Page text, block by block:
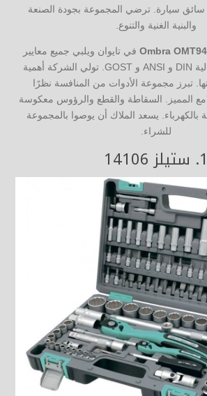
سائق سيارة. ترضي المجموعة بجودة الصنعة
والبنية الغنية والتنوع.
Ombra في تايوان ويلبي جميع معايير
ومتطلبات الجودة العالية DIN و ANSI و GOST. تولي الشركة أهمية
تبرز مجموعة الأدوات من المنافسة نظرًا
المميز. السقاطة والقطع والرؤوس معكوسة
بالكهرباء. يسعد الملاك أن يوصوا بالمجموعة
للشراء.
1. ستيلز 14106